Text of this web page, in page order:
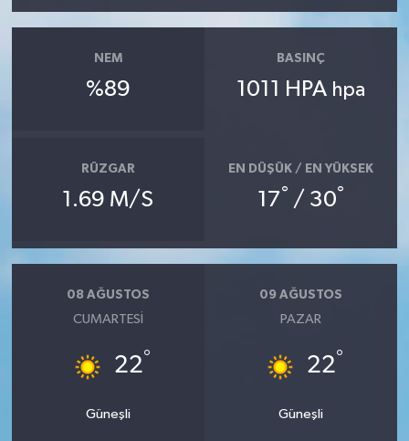
NEM
%89
BASINÇ
1011 HPA hpa
RÜZGAR
1.69 M/S
EN DÜŞÜK / EN YÜKSEK
17° / 30°
08 AĞUSTOS
CUMARTESI
22°
Güneşli
09 AĞUSTOS
PAZAR
22°
Güneşli